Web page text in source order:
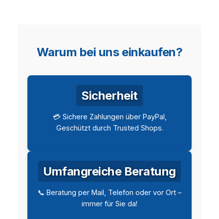
Warum bei uns einkaufen?
Sicherheit
💳 Sichere Zahlungen über PayPal,
Geschützt durch Trusted Shops.
Umfangreiche Beratung
📞 Beratung per Mail, Telefon oder vor Ort –
immer für Sie da!